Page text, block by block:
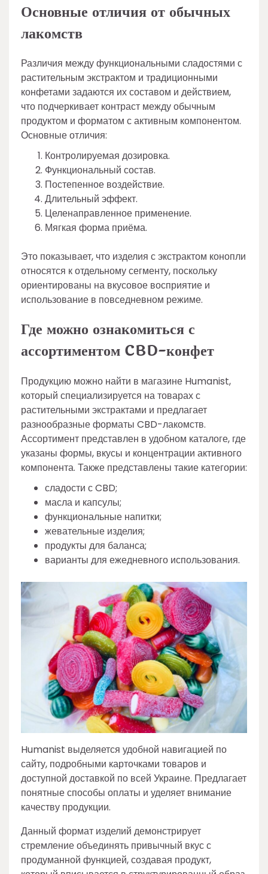
Основные отличия от обычных
лакомств
Различия между функциональными сладостями с
растительным экстрактом и традиционными
конфетами задаются их составом и действием,
что подчеркивает контраст между обычным
продуктом и форматом с активным компонентом.
Основные отличия:
Контролируемая дозировка.
Функциональный состав.
Постепенное воздействие.
Длительный эффект.
Целенаправленное применение.
Мягкая форма приёма.
Это показывает, что изделия с экстрактом конопли
относятся к отдельному сегменту, поскольку
ориентированы на вкусовое восприятие и
использование в повседневном режиме.
Где можно ознакомиться с
ассортиментом CBD-конфет
Продукцию можно найти в магазине Humanist,
который специализируется на товарах с
растительными экстрактами и предлагает
разнообразные форматы CBD-лакомств.
Ассортимент представлен в удобном каталоге, где
указаны формы, вкусы и концентрации активного
компонента. Также представлены такие категории:
сладости с CBD;
масла и капсулы;
функциональные напитки;
жевательные изделия;
продукты для баланса;
варианты для ежедневного использования.
Humanist выделяется удобной навигацией по
сайту, подробными карточками товаров и
доступной доставкой по всей Украине. Предлагает
понятные способы оплаты и уделяет внимание
качеству продукции.
Данный формат изделий демонстрирует
стремление объединять привычный вкус с
продуманной функцией, создавая продукт,